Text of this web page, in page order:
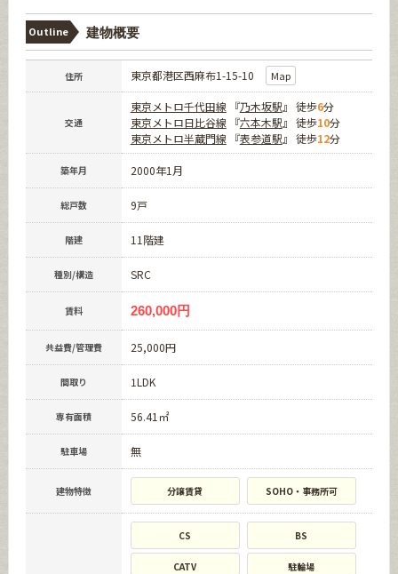
Outline 建物概要
住所 東京都港区西麻布1-15-10 Map
交通
東京メトロ千代田線『乃木坂駅』 徒歩6分
東京メトロ日比谷線『六本木駅』 徒歩10分
東京メトロ半蔵門線『表参道駅』 徒歩12分
築年月 2000年1月
総戸数 9戸
階建 11階建
種別/構造 SRC
賃料 260,000円
共益費/管理費 25,000円
間取り 1LDK
専有面積 56.41㎡
駐車場 無
建物特徴 分譲賃貸 SOHO・事務所可
CS BS
CATV 駐輪場